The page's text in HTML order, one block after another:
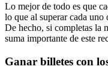
Lo mejor de todo es que
lo que al superar cada uno
De hecho, si completas la
suma importante de este
Ganar billetes con